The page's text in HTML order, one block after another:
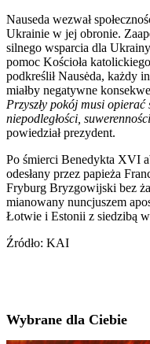
Nauseda wezwał
Ukrainie w jej obronie.
silnego wsparcia dla
pomoc Kościoła
podkreślił Nausėda, każdy
miałby negatywne
Przyszły pokój musi
niepodległości,
powiedział prezydent.
Po śmierci Benedykta XVI
odesłany przez papieża
Fryburg Bryzgowijski bez
mianowany nuncjuszem
Łotwie i Estonii z siedzibą
Źródło: KAI
Wybrane dla Ciebie